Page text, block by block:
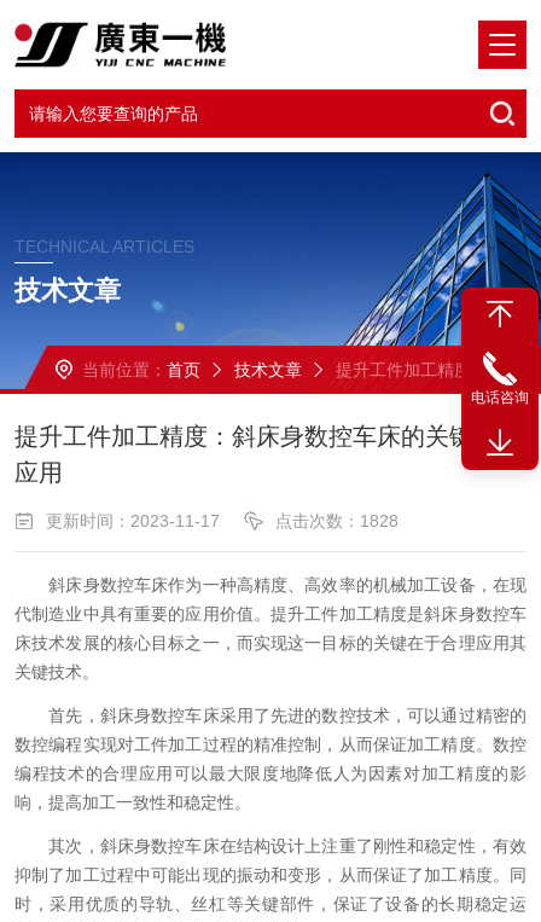
TECHNICAL ARTICLES
技术文章
当前位置： 首页 技术文章 提升工件加工精度：斜床身数控车床的关键技术应用
提升工件加工精度：斜床身数控车床的关键技术
应用
更新时间：2023-11-17 点击次数：1828
斜床身数控车床作为一种高精度、高效率的机械加工设备，在现
代制造业中具有重要的应用价值。提升工件加工精度是斜床身数控车
床技术发展的核心目标之一，而实现这一目标的关键在于合理应用其
关键技术。
首先，斜床身数控车床采用了先进的数控技术，可以通过精密的
数控编程实现对工件加工过程的精准控制，从而保证加工精度。数控
编程技术的合理应用可以最大限度地降低人为因素对加工精度的影
响，提高加工一致性和稳定性。
其次，斜床身数控车床在结构设计上注重了刚性和稳定性，有效
抑制了加工过程中可能出现的振动和变形，从而保证了加工精度。同
时，采用优质的导轨、丝杠等关键部件，保证了设备的长期稳定运
电话咨询